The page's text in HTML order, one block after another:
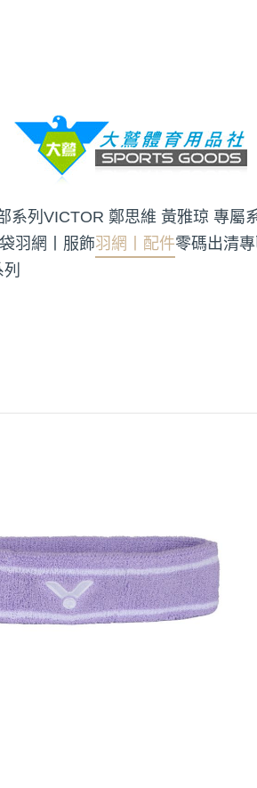
系列 VICTOR 鄭思維 黃雅琼 專屬
羽網丨服飾羽網丨配件零碼出清